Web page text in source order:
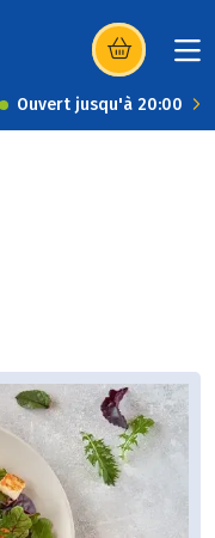
(s’ouvre dans
Ouvert jusqu'à 20:00